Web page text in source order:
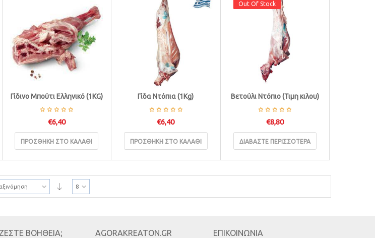
Γίδινο Μπούτι Ελληνικό (1KG)
€6,40
ΠΡΟΣΘΉΚΗ ΣΤΟ ΚΑΛΆΘΙ
Γίδα Ντόπια (1Κg)
€6,40
ΠΡΟΣΘΉΚΗ ΣΤΟ ΚΑΛΆΘΙ
Out Of Stock
Out Of Stock
Βετούλι Ντόπιο (Τιμη κιλου)
€8,80
ΔΙΑΒΆΣΤΕ ΠΕΡΙΣΣΌΤΕΡΑ
8
ΒΟΗΘΕΙΑ; AGORAKREATON.GR ΕΠΙΚΟΙΝΩΝΙΑ